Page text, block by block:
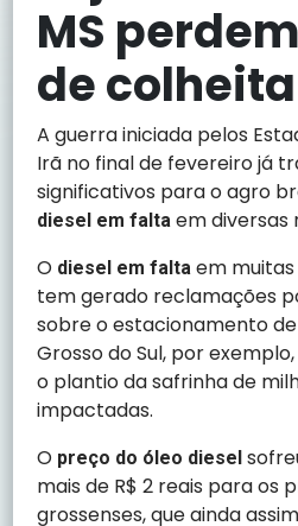
MS
de colheita
A guerra iniciada pelos
Irã no final de fevereiro já
significativos para o agro
diesel em falta em diversas
O diesel em falta em
tem gerado reclamações
sobre o estacionamento
Grosso do Sul, por
o plantio da safrinha de
impactadas.
O preço do óleo diesel
mais de R$ 2 reais para
grossenses, que ainda